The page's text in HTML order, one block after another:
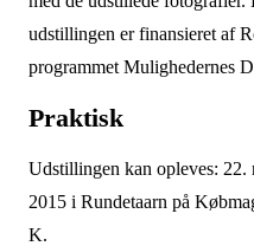
udstillingen er finansieret af
programmet Mulighedernes
Praktisk
Udstillingen kan opleves: 22.
2015 i Rundetaarn på
K.